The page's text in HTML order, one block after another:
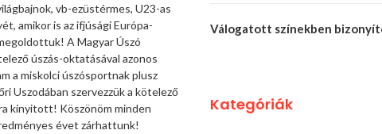
vb-ezüstérmes, U23-as
amikor is az ifjúsági Európa-
A Magyar Úszó
úszás-oktatásával azonos
a miskolci úszósportnak plusz
Uszodában szervezzük a kötelező
kinyitott! Köszönöm minden
évet zárhattunk!
Válogatott színekben
Kategóriák